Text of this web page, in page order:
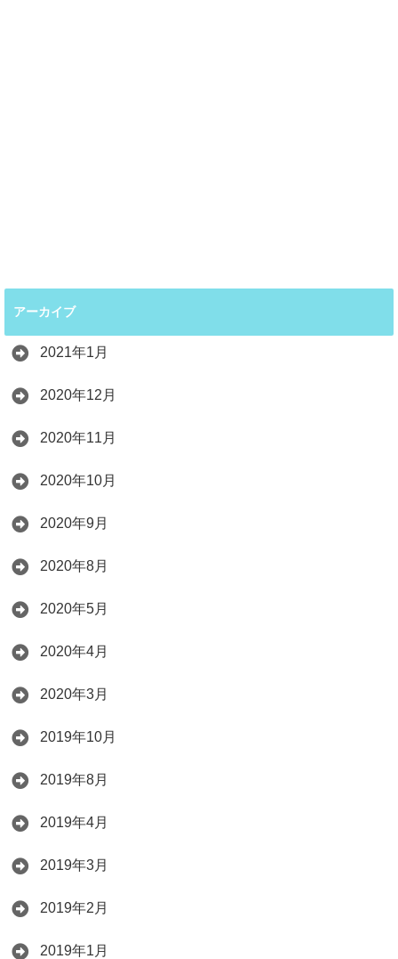
アーカイブ
2021年1月
2020年12月
2020年11月
2020年10月
2020年9月
2020年8月
2020年5月
2020年4月
2020年3月
2019年10月
2019年8月
2019年4月
2019年3月
2019年2月
2019年1月